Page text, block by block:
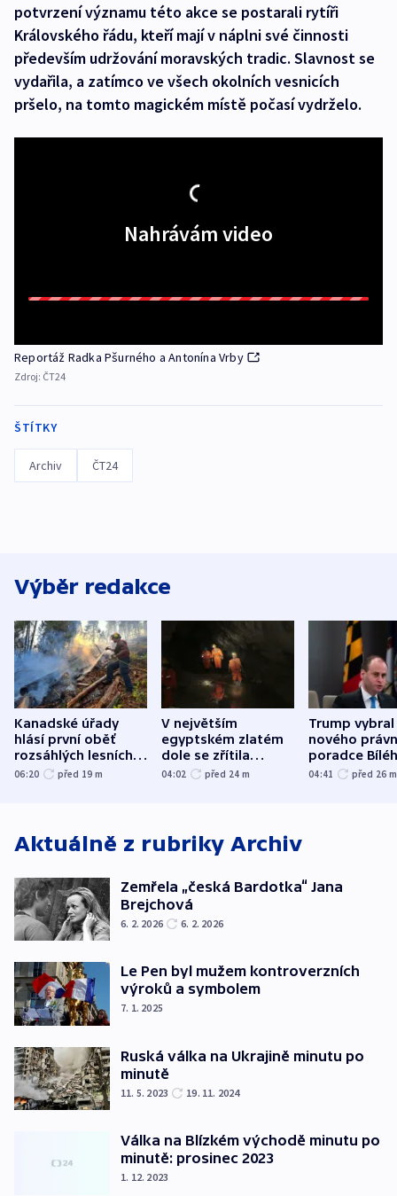
potvrzení významu této akce se postarali rytíři
Královského řádu, kteří mají v náplni své činnosti
především udržování moravských tradic. Slavnost se
vydařila, a zatímco ve všech okolních vesnicích
pršelo, na tomto magickém místě počasí vydrželo.
Nahrávám video
Reportáž Radka Pšurného a Antonína Vrby
Zdroj: ČT24
ŠTÍTKY
Archiv ČT24
Výběr redakce
Kanadské úřady
hlásí první oběť
rozsáhlých lesních
požárů
06:20 před 19 m
V největším
egyptském zlatém
dole se zřítila
hornina, jeden
04:02 před 24 m
Trump vybral
nového
poradce
domu
04:41 před 26 m
Aktuálně z rubriky Archiv
Zemřela „česká Bardotka“ Jana
Brejchová
6. 2. 2026 6. 2. 2026
Le Pen byl mužem kontroverzních
výroků a symbolem
7. 1. 2025
Ruská válka na Ukrajině minutu po
minutě
11. 5. 2023 19. 11. 2024
Válka na Blízkém východě minutu po
minutě: prosinec 2023
1. 12. 2023